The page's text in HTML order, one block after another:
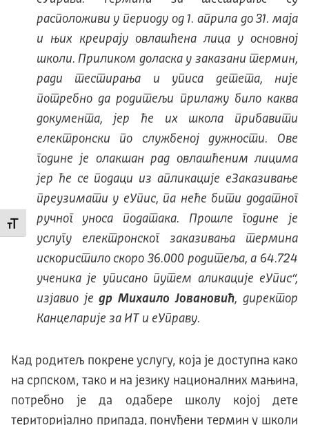
Промени величину слова
расположиви у периоду од 1. априла до 31. маја
и њих креирају овлашћена лица у основној
школи. Приликом доласка у заказани термин,
ради тестирања и уписа детета, није
потребно да родитељи прилажу било каква
документа, јер ће их школа прибавити
електронски по службеној дужности. Ове
године је олакшан рад овлашћеним лицима
јер ће се подаци из апликације еЗаказивање
преузимати у еУпис, па неће бити додатног
ручног уноса података. Прошле године је
услугу електронског заказивања термина
искористило скоро 36.000 родитеља, а 64.724
ученика је уписано путем аликације еУпис“,
изјавио једр Михаило Јовановић, директор
Канцеларије за ИТ и еУправу.
Кад родитељ покрене услугу, која је доступна како
на српском, тако и на језику националних мањина,
потребно је да одабере школу којој дете
територијално припада, понуђени термин у школи